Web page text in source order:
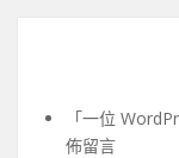
「一位
佈留言